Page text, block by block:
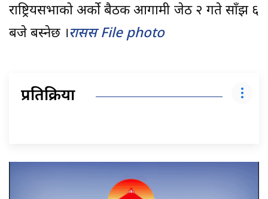
राष्ट्रियसभाको अर्को बैठक आगामी जेठ २ गते साँझ ६
बजे बस्नेछ ।रासस File photo
प्रतिक्रिया